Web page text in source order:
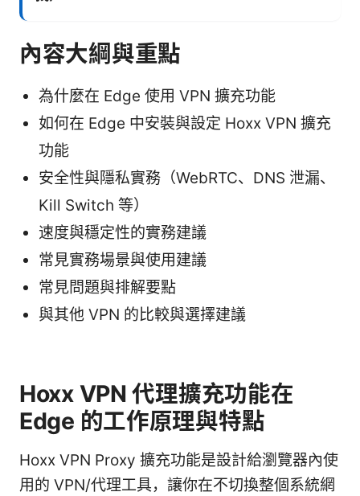
內容大綱與重點
為什麼在 Edge 使用 VPN 擴充功能
如何在 Edge 中安裝與設定 Hoxx VPN 擴充
功能
安全性與隱私實務（WebRTC、DNS 泄漏、
Kill Switch 等）
速度與穩定性的實務建議
常見實務場景與使用建議
常見問題與排解要點
與其他 VPN 的比較與選擇建議
Hoxx VPN 代理擴充功能在
Edge 的工作原理與特點
Hoxx VPN Proxy 擴充功能是設計給瀏覽器內使
用的 VPN/代理工具，讓你在不切換整個系統網